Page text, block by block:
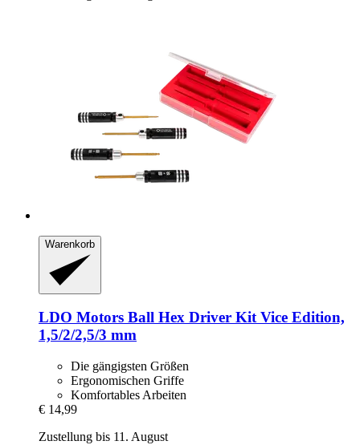
Warenkorb
LDO Motors Ball Hex Driver Kit Vice Edition,
1,5/2/2,5/3 mm
Die gängigsten Größen
Ergonomischen Griffe
Komfortables Arbeiten
€ 14,99
Zustellung bis 11. August